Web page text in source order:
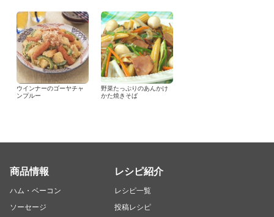
ウインナーのゴーヤチャ
ンプルー
野菜たっぷりのあんかけ
かた焼きそば
商品情報
ハム・ベーコン
ソーセージ
レシピ紹介
レシピ一覧
投稿レシピ